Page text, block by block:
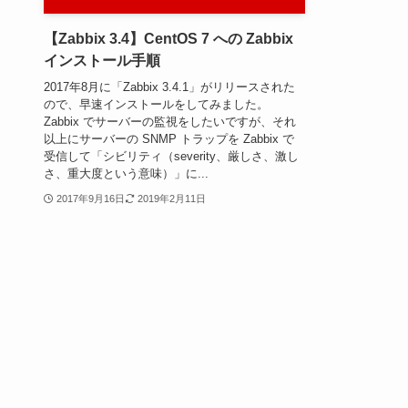
【Zabbix 3.4】CentOS 7 への Zabbix
インストール手順
2017年8月に「Zabbix 3.4.1」がリリースされた
ので、早速インストールをしてみました。
Zabbix でサーバーの監視をしたいですが、それ
以上にサーバーの SNMP トラップを Zabbix で
受信して「シビリティ（severity、厳しさ、激し
さ、重大度という意味）」に...
2017年9月16日 2019年2月11日